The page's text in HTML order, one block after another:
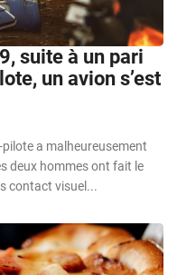
suite à un pari
un avion s’est
a malheureusement
deux hommes ont fait le
contact visuel...